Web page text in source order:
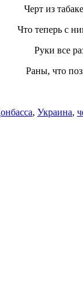
Черт из
Что теперь с
Руки все
Раны, что
, Украина,